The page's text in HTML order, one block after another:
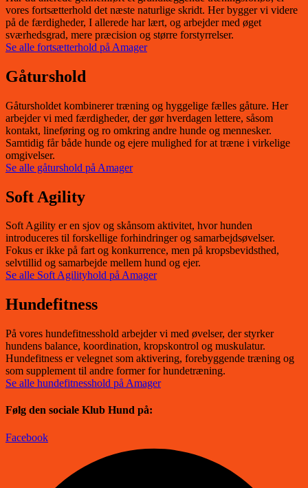
vores fortsætterhold det næste naturlige skridt. Her bygger vi videre
på de færdigheder, I allerede har lært, og arbejder med øget
sværhedsgrad, mere præcision og større forstyrrelser.
Se alle fortsætterhold på Amager
Gåturshold
Gåtursholdet kombinerer træning og hyggelige fælles gåture. Her
arbejder vi med færdigheder, der gør hverdagen lettere, såsom
kontakt, lineføring og ro omkring andre hunde og mennesker.
Samtidig får både hunde og ejere mulighed for at træne i virkelige
omgivelser.
Se alle gåturshold på Amager
Soft Agility
Soft Agility er en sjov og skånsom aktivitet, hvor hunden
introduceres til forskellige forhindringer og samarbejdsøvelser.
Fokus er ikke på fart og konkurrence, men på kropsbevidsthed,
selvtillid og samarbejde mellem hund og ejer.
Se alle Soft Agilityhold på Amager
Hundefitness
På vores hundefitnesshold arbejder vi med øvelser, der styrker
hundens balance, koordination, kropskontrol og muskulatur.
Hundefitness er velegnet som aktivering, forebyggende træning og
som supplement til andre former for hundetræning.
Se alle hundefitnesshold på Amager
Følg den sociale Klub Hund på:
Facebook